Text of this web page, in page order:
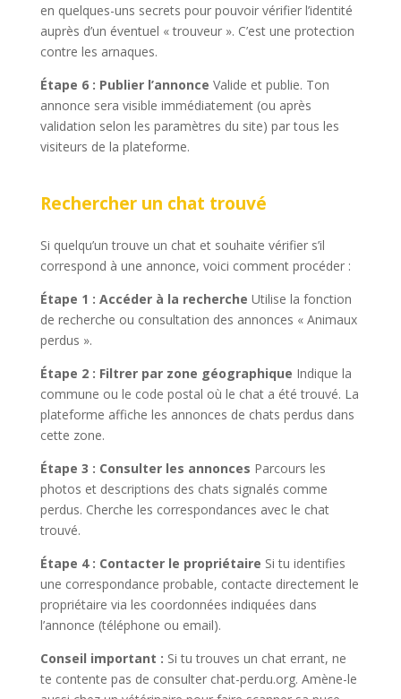
en quelques-uns secrets pour pouvoir vérifier l’identité
auprès d’un éventuel « trouveur ». C’est une protection
contre les arnaques.
Étape 6 : Publier l’annonce Valide et publie. Ton
annonce sera visible immédiatement (ou après
validation selon les paramètres du site) par tous les
visiteurs de la plateforme.
Rechercher un chat trouvé
Si quelqu’un trouve un chat et souhaite vérifier s’il
correspond à une annonce, voici comment procéder :
Étape 1 : Accéder à la recherche Utilise la fonction
de recherche ou consultation des annonces « Animaux
perdus ».
Étape 2 : Filtrer par zone géographique Indique la
commune ou le code postal où le chat a été trouvé. La
plateforme affiche les annonces de chats perdus dans
cette zone.
Étape 3 : Consulter les annonces Parcours les
photos et descriptions des chats signalés comme
perdus. Cherche les correspondances avec le chat
trouvé.
Étape 4 : Contacter le propriétaire Si tu identifies
une correspondance probable, contacte directement le
propriétaire via les coordonnées indiquées dans
l’annonce (téléphone ou email).
Conseil important : Si tu trouves un chat errant, ne
te contente pas de consulter chat-perdu.org. Amène-le